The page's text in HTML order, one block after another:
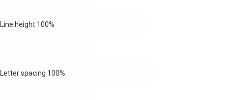
Line height 100%
Letter spacing 100%